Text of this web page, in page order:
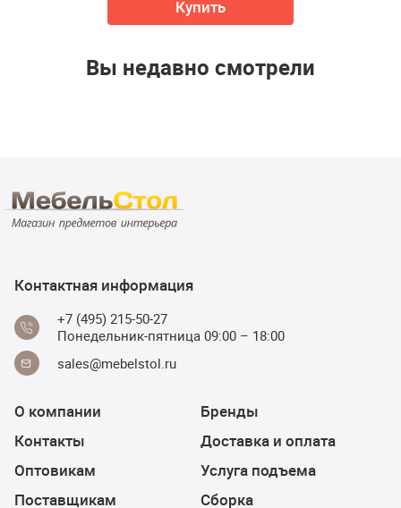
Купить
Вы недавно смотрели
Контактная информация
+7 (495) 215-50-27
Понедельник-пятница 09:00 – 18:00
sales@mebelstol.ru
О компании
Контакты
Оптовикам
Поставщикам
Бренды
Доставка и оплата
Услуга подъема
Сборка